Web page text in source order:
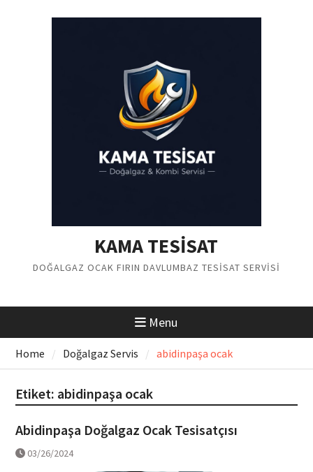
KAMA TESİSAT
DOĞALGAZ OCAK FIRIN DAVLUMBAZ TESİSAT SERVİSİ
Menu
Home Doğalgaz Servis abidinpaşa ocak
Etiket: abidinpaşa ocak
Abidinpaşa Doğalgaz Ocak Tesisatçısı
03/26/2024